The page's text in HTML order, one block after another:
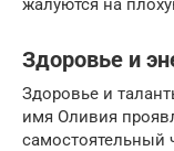
Здоровье и
Здоровье и
имя Оливия
самостоятельный